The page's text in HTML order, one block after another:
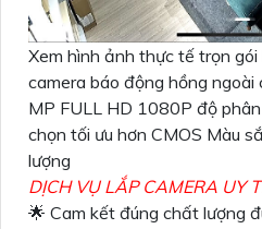
Xem hình ảnh thực tế trọn
camera báo động hồng
MP FULL HD 1080P độ
chọn tối ưu hơn CMOS Màu
lượng
DỊCH VỤ LẮP CAMERA UY
🌟 Cam kết đúng chất lượng